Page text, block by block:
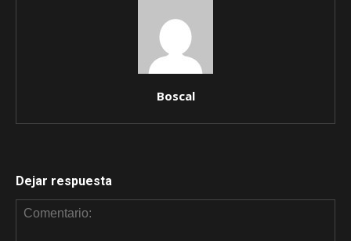
Boscal
Dejar respuesta